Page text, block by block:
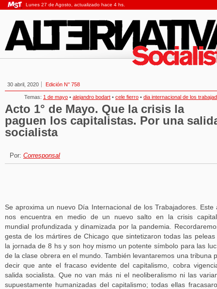
Lunes 27 de Agosto, actualizado hace 4 hs.
30 abril, 2020 Edición N° 758
Temas: 1 de mayo • alejandro bodart • cele fierro • dia internacional de los
Acto 1° de Mayo. Que la crisis la
paguen los capitalistas. Por una
socialista
Por: Corresponsal
Se aproxima un nuevo Día Internacional de los Trabajadores. Este
nos encuentra en medio de un nuevo salto en la crisis
mundial profundizada y dinamizada por la pandemia.
gesta de los mártires de Chicago que sintetizaron todas las peleas
la jornada de 8 hs y son hoy mismo un potente símbolo para las
de la clase obrera en el mundo. También levantaremos una tribuna
decir que ante el fracaso evidente del capitalismo, cobra
salida socialista. Que no van más ni el neoliberalismo ni las
supuestamente humanizadas del capitalismo; todas ellas